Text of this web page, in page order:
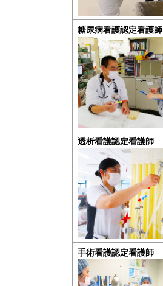
糖尿病看護認定看護師
透析看護認定看護師
手術看護認定看護師